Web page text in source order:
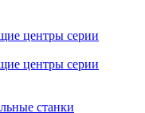
центры серии
центры серии
станки